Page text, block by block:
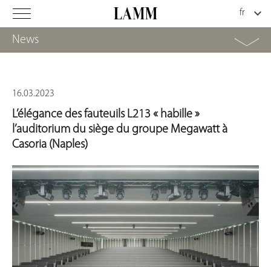
News
16.03.2023
L’élégance des fauteuils L213 « habille »
l’auditorium du siège du groupe Megawatt à
Casoria (Naples)